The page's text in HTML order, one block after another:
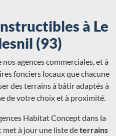
à Le
(93)
agences commerciales, et à
fonciers locaux que chacune
des terrains à bâtir adaptés à
de votre choix et à proximité.
Habitat Concept dans la
met à jour une liste deterrains